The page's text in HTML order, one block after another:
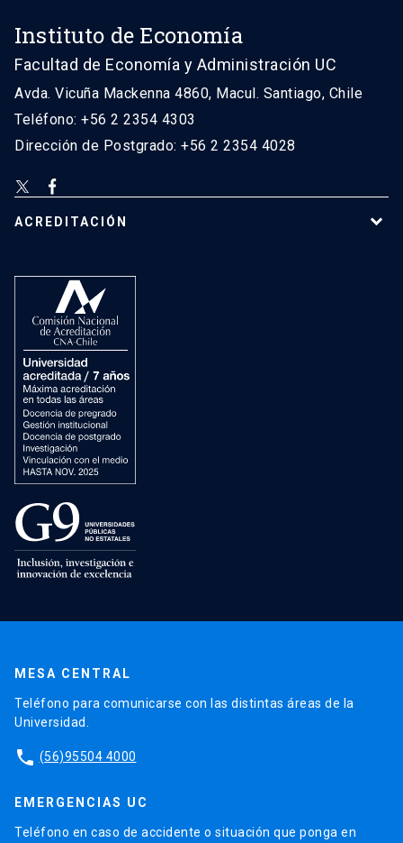
Instituto de Economía
Facultad de Economía y Administración UC
Avda. Vicuña Mackenna 4860, Macul. Santiago, Chile
Teléfono: +56 2 2354 4303
Dirección de Postgrado: +56 2 2354 4028
ACREDITACIÓN
MESA CENTRAL
Teléfono para comunicarse con las distintas áreas de la
Universidad.
phone (56)95504 4000
EMERGENCIAS UC
Teléfono en caso de accidente o situación que ponga en